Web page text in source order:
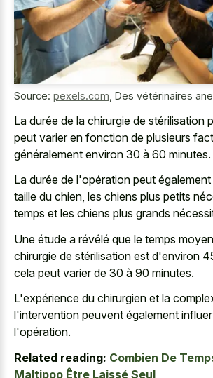
Source: pexels.com Des vétérinaires
La durée de la chirurgie de stérilisation
peut varier en fonction de plusieurs
généralement environ 30 à 60 minutes.
La durée de l'opération peut
taille du chien, les chiens plus petits
temps et les chiens plus grands
Une étude a révélé que le temps
chirurgie de stérilisation est d'environ
cela peut varier de 30 à 90 minutes.
L'expérience du chirurgien et la
l'intervention peuvent également
l'opération.
Related reading: Combien De
Maltipoo Être Laissé Seul